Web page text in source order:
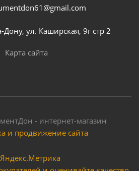
Дону, ул. Каширская, 9г стр 2
Карта сайта
- интернет-магазин
и продвижение сайта